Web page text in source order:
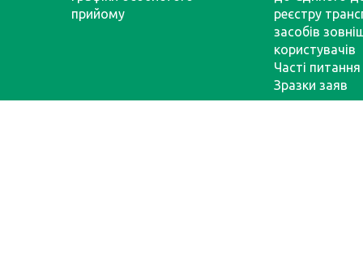
прийому
реєстру
засобів
користувачів
Часті питання
Зразки заяв